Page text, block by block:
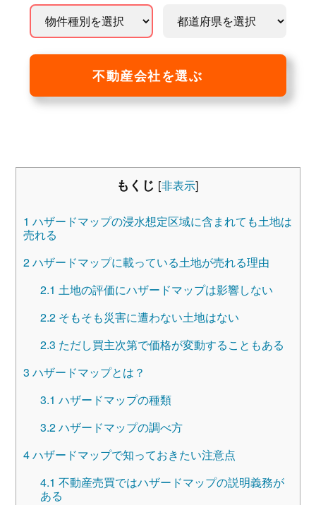
不動産会社を選ぶ
もくじ [非表示]
1 ハザードマップの浸水想定区域に含まれても土地は
売れる
2ハザードマップに載っている土地が売れる理由
2.1 土地の評価にハザードマップは影響しない
2.2そもそも災害に遭わない土地はない
2.3 ただし買主次第で価格が変動することもある
3 ハザードマップとは？
3.1 ハザードマップの種類
3.2ハザードマップの調べ方
4ハザードマップで知っておきたい注意点
4.1 不動産売買ではハザードマップの説明義務が
ある